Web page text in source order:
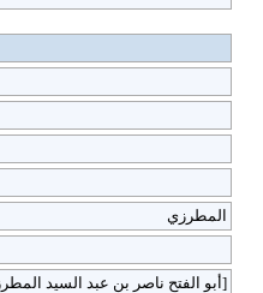
المطرزي
[أبو الفتح ناصر بن عبد السيد المطرزي]